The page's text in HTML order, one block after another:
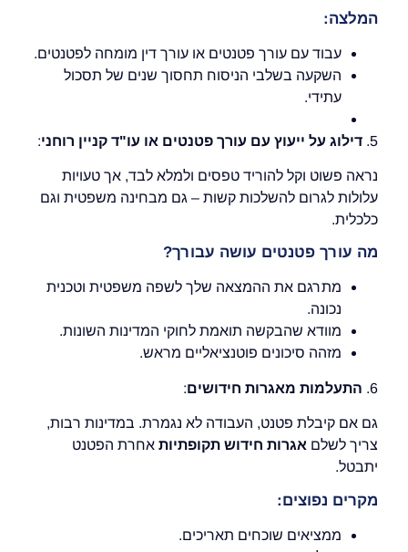
המלצה:
עבוד עם עורך פטנטים או עורך דין מומחה לפטנטים.
השקעה בשלבי הניסוח תחסוך שנים של תסכול
עתידי.
5. דילוג על ייעוץ עם עורך פטנטים או עו"ד קניין רוחני:
נראה פשוט וקל להוריד טפסים ולמלא לבד, אך טעויות
עלולות לגרום להשלכות קשות – גם מבחינה משפטית וגם
כלכלית.
מה עורך פטנטים עושה עבורך?
מתרגם את ההמצאה שלך לשפה משפטית וטכנית
נכונה.
מוודא שהבקשה תואמת לחוקי המדינות השונות.
מזהה סיכונים פוטנציאליים מראש.
6. התעלמות מאגרות חידושים:
גם אם קיבלת פטנט, העבודה לא נגמרת. במדינות רבות,
צריך לשלם אגרות חידוש תקופתיות אחרת הפטנט
יתבטל.
מקרים נפוצים:
ממציאים שוכחים תאריכים.